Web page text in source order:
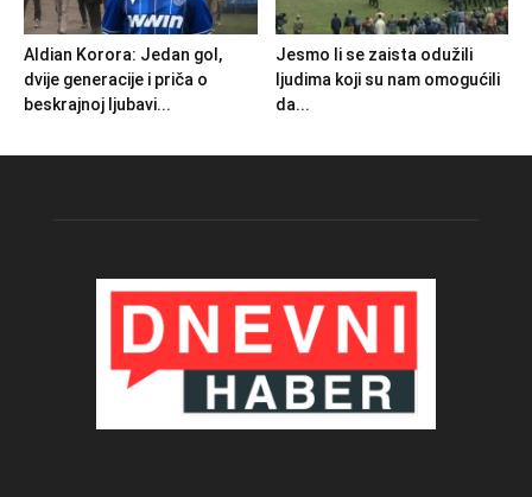
Aldian Korora: Jedan gol,
dvije generacije i priča o
beskrajnoj ljubavi...
Jesmo li se zaista odužili
ljudima koji su nam omogućili
da...